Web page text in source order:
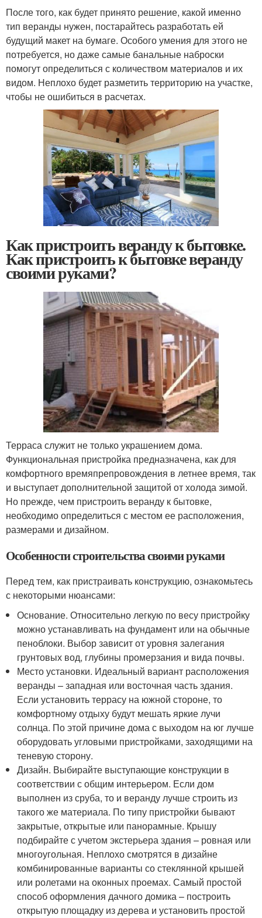
После того, как будет принято решение, какой именно
тип веранды нужен, постарайтесь разработать ей
будущий макет на бумаге. Особого умения для этого не
потребуется, но даже самые банальные наброски
помогут определиться с количеством материалов и их
видом. Неплохо будет разметить территорию на участке,
чтобы не ошибиться в расчетах.
Как пристроить веранду к бытовке.
Как пристроить к бытовке веранду
своими руками?
Терраса служит не только украшением дома.
Функциональная пристройка предназначена, как для
комфортного времяпрепровождения в летнее время, так
и выступает дополнительной защитой от холода зимой.
Но прежде, чем пристроить веранду к бытовке,
необходимо определиться с местом ее расположения,
размерами и дизайном.
Особенности строительства своими руками
Перед тем, как пристраивать конструкцию, ознакомьтесь
с некоторыми нюансами:
Основание. Относительно легкую по весу пристройку
можно устанавливать на фундамент или на обычные
пеноблоки. Выбор зависит от уровня залегания
грунтовых вод, глубины промерзания и вида почвы.
Место установки. Идеальный вариант расположения
веранды – западная или восточная часть здания.
Если установить террасу на южной стороне, то
комфортному отдыху будут мешать яркие лучи
солнца. По этой причине дома с выходом на юг лучше
оборудовать угловыми пристройками, заходящими на
теневую сторону.
Дизайн. Выбирайте выступающие конструкции в
соответствии с общим интерьером. Если дом
выполнен из сруба, то и веранду лучше строить из
такого же материала. По типу пристройки бывают
закрытые, открытые или панорамные. Крышу
подбирайте с учетом экстерьера здания – ровная или
многоугольная. Неплохо смотрятся в дизайне
комбинированные варианты со стеклянной крышей
или ролетами на оконных проемах. Самый простой
способ оформления дачного домика – построить
открытую площадку из дерева и установить простой